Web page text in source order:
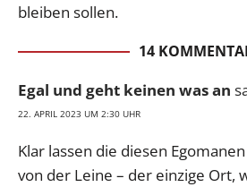
bleiben sollen.
14
Egal und geht keinen was an
22. APRIL 2023 UM 2:30 UHR
Klar lassen die diesen
von der Leine – der einzige Ort,